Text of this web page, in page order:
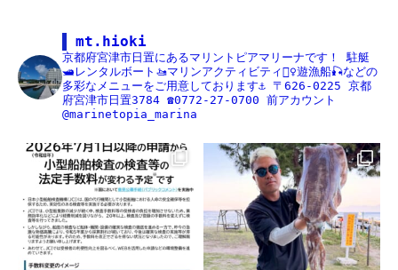
mt.hioki
京都府宮津市日置にあるマリントピアマリーナです！
駐艇
🛥レンタルボート🚤マリンアクティビティ🏄‍♀️遊漁船🎣などの
多彩なメニューをご用意しております⚓️ 〒626-0225 京都
府宮津市日置3784 ☎️0772-27-0700 前アカウント
@marinetopia_marina